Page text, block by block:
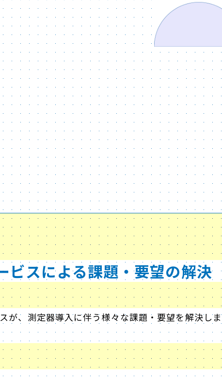
ビスによる課題・要望の解決
が、測定器導入に伴う様々な課題・要望を解決しま